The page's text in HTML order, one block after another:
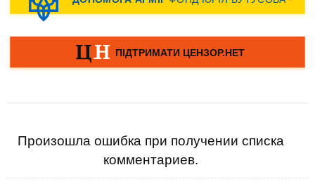
Произошла ошибка при получении списка
комментариев.